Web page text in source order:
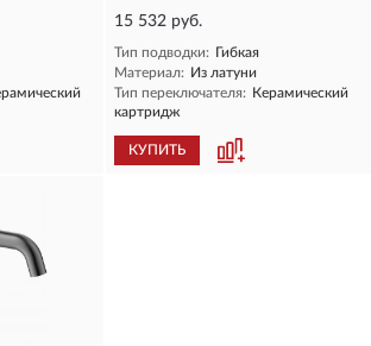
15 532 руб.
Тип подводки: Гибкая
Материал: Из латуни
Тип переключателя: Керамический
картридж
КУПИТЬ